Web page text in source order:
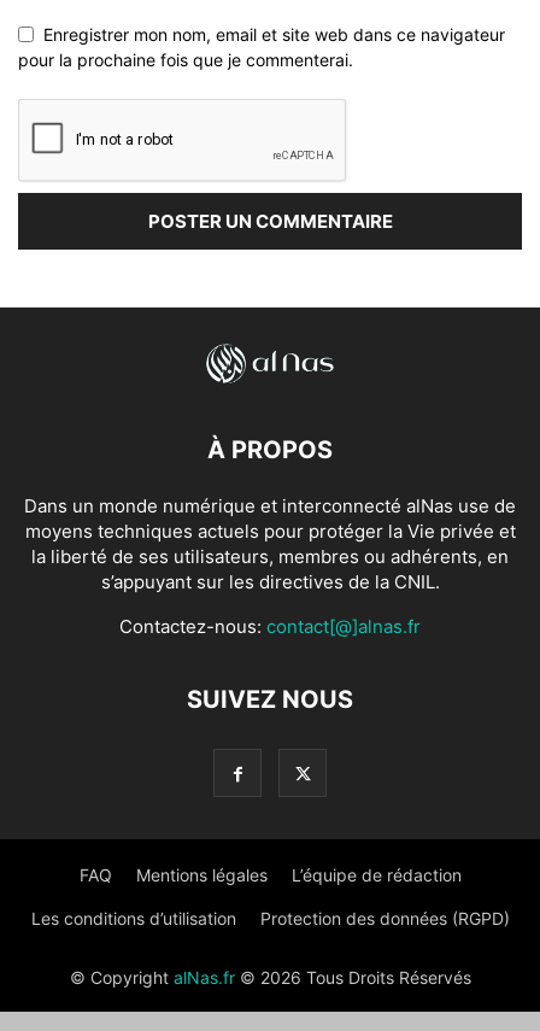
Enregistrer mon nom, email et site web dans ce navigateur
pour la prochaine fois que je commenterai.
À PROPOS
Dans un monde numérique et interconnecté alNas use de
moyens techniques actuels pour protéger la Vie privée et
la liberté de ses utilisateurs, membres ou adhérents, en
s’appuyant sur les directives de la CNIL.
Contactez-nous: contact[@]alnas.fr
SUIVEZ NOUS
FAQ Mentions légales L’équipe de rédaction
Les conditions d’utilisation Protection des données (RGPD)
© Copyright alNas.fr© 2026 Tous Droits Réservés